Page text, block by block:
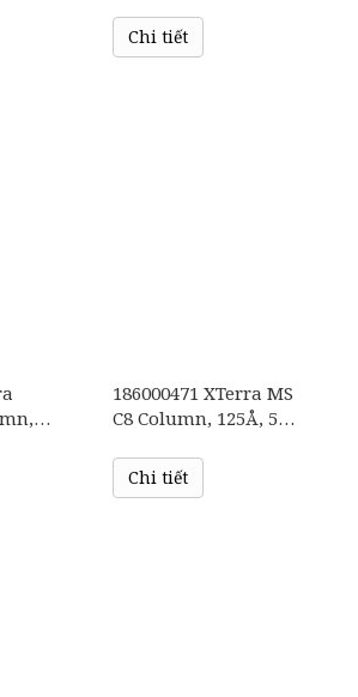
1/pkChi tiết
186000471 XTerra MS
C8 Column, 125Å, 5
1/pkChi tiết